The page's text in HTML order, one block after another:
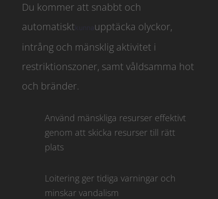
Du kommer att snabbt och
automatiskt
upptäcka olyckor,
intrång och mänsklig aktivitet i
restriktionszoner, samt våldsamma hot
och bränder.
Använd mänskliga resurser effektivt
genom att skicka resurser till rätt
plats
Loitering ger tidiga varningar och
minskar vandalism